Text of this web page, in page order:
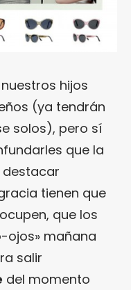
hijos
(ya tendrán
solos), pero sí
que la
destacar
tienen que
que los
ojos» mañana
salir
del momento